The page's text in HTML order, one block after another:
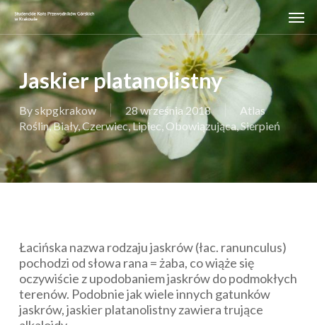
Skip
to
main
content
Jaskier platanolistny
Byskpgkrakow 28 września 2018
Atlas
Roślin,Biały,Czerwiec,Lipiec, Obowiązująca,Sierpień
Łacińska nazwa rodzaju jaskrów (łac. ranunculus)
pochodzi od słowa rana = żaba, co wiąże się
oczywiście z upodobaniem jaskrów do podmokłych
terenów. Podobnie jak wiele innych gatunków
jaskrów, jaskier platanolistny zawiera trujące